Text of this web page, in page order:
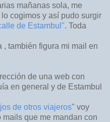
mañanas sola, me
cogimos y así pudo surgir
de Estambul". Toda
, también figura mi mail en
de una web con
en general y de Estambul
de otros viajeros" voy
que me mandan con